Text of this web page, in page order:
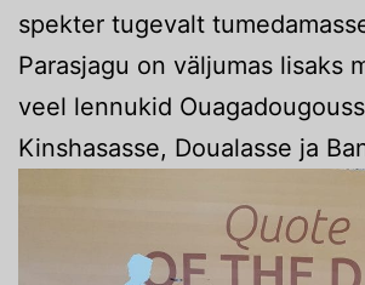
spekter tugevalt
Parasjagu on väljumas lisaks
veel lennukid
Kinshasasse, Doualasse ja